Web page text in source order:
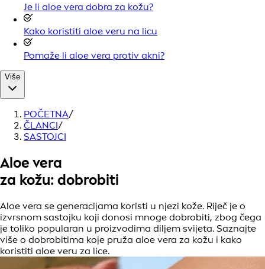
Je li aloe vera dobra za kožu?
Kako koristiti aloe veru na licu
Pomaže li aloe vera protiv akni?
Više
POČETNA/
ČLANCI/
SASTOJCI
Aloe vera
za kožu: dobrobiti
Aloe vera se generacijama koristi u njezi kože. Riječ je o
izvrsnom sastojku koji donosi mnoge dobrobiti, zbog čega
je toliko popularan u proizvodima diljem svijeta. Saznajte
više o dobrobitima koje pruža aloe vera za kožu i kako
koristiti aloe veru za lice.